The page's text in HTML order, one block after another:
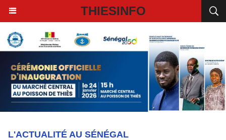
THIESINFO
L'ACTUALITÉ AU SÉNÉGAL